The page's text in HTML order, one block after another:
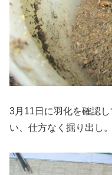
3月11日に羽化を確認
い、仕方なく掘り出し